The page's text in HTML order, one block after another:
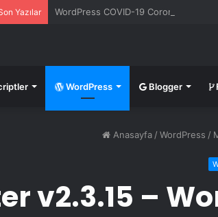
Yazılar WordPress COVID-19 Corona Canlı
WordPress Blogger
Anasayfa / WordPress /
v2.3.15 –